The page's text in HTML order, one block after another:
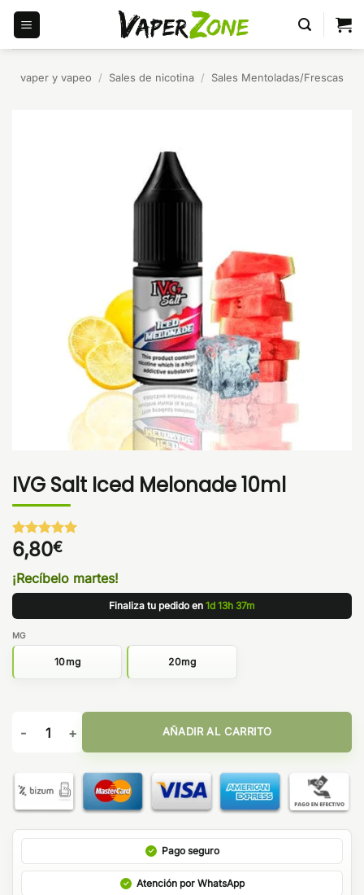
Saltar
contenido
vaper y vapeo / Sales de nicotina / Sales Mentoladas/Frescas
IVG Salt Iced Melonade 10ml
Valorado
con5de 5
en base a
1
valoración
de un
6,80€
¡Recíbelo martes!
Finaliza tu pedido en 1d 13h 37m
MG
10mg 20mg
IVG Salt Iced Melonade 10ml cantidad
AÑADIR AL CARRITO
Pago seguro
Atención por WhatsApp